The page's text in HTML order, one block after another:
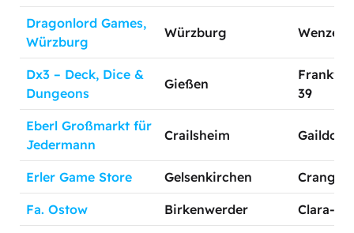
Dragonlord Games,
Würzburg
Würzburg Wenzel
Dx3 – Deck, Dice &
Dungeons
Gießen
39
Eberl Großmarkt für
Jedermann
Crailsheim
Erler Game Store Gelsenkirchen Cranger
Fa. Ostow Birkenwerder Clara-